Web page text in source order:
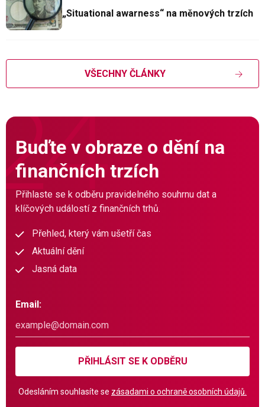
„Situational awarness“ na měnových trzích
VŠECHNY ČLÁNKY
Buďte v obraze o dění na
finančních trzích
Přihlaste se k odběru pravidelného souhrnu dat a
klíčových událostí z finančních trhů.
Přehled, který vám ušetří čas
Aktuální dění
Jasná data
Email:
PŘIHLÁSIT SE K ODBĚRU
Odesláním souhlasíte se zásadami o ochraně osobních údajů.